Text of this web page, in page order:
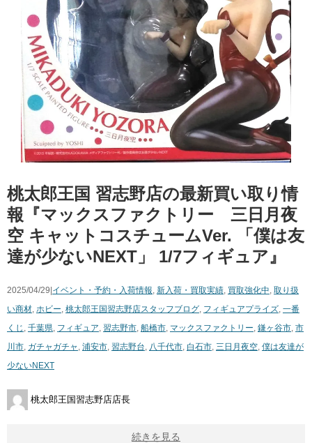
桃太郎王国 習志野店の最新買い取り情
報『マックスファクトリー 三日月夜
空 ​キャットコスチュームVer. ​「僕は友
達が少ないNEXT」 ​1/7フィギュア』
2025/04/29|イベント・予約・入荷情報, 新入荷・買取実績, 買取強化中, 取り扱
い商材, ホビー, 桃太郎王国習志野店スタッフブログ, フィギュアプライズ, 一番
くじ , 千葉県, フィギュア, 習志野市, 船橋市, マックスファクトリー, 鎌ヶ谷市, 市
川市, ガチャガチャ , 浦安市, 習志野台, 八千代市, 白石市, 三日月夜空, 僕は友達が
少ないNEXT
桃太郎王国習志野店店長
続きを見る